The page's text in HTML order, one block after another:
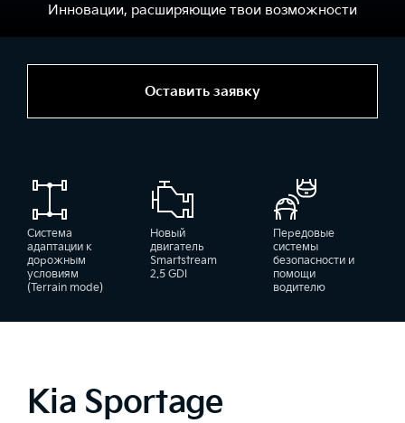
Оставить заявку
Инновации, расширяющие твои возможности
Система
адаптации к
дорожным
условиям
(Terrain mode)
Новый
двигатель
Smartstream
2.5 GDI
Передовые
системы
безопасности и
помощи
водителю
Kia Sportage